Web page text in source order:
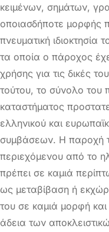
κειμένων, σημάτων,
οποιασδήποτε μορφής
πνευματική
τα οποία ο πάροχος
χρήσης για τις δικές
τούτου, το σύνολο του
καταστήματος
ελληνικού και
συμβάσεων. Η παροχή
περιεχόμενου από το
πρέπει σε καμιά
ως μεταβίβαση ή
του σε καμιά μορφή
άδεια των